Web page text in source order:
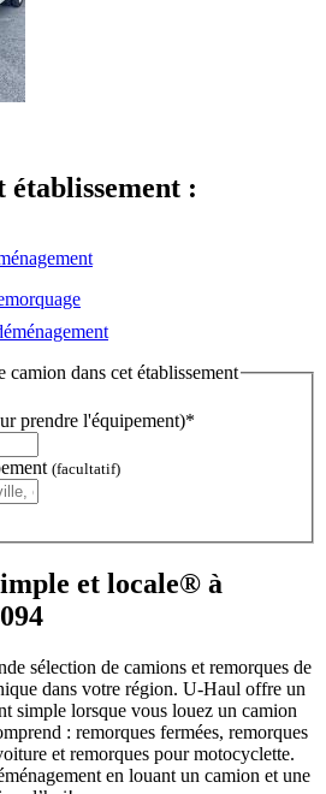
établissement :
camion dans cet établissement
prendre l'équipement)*
(facultatif)
et locale® à
sélection de camions et remorques de
dans votre région. U-Haul offre un
simple lorsque vous louez un camion
: remorques fermées, remorques
et remorques pour motocyclette.
en louant un camion et une